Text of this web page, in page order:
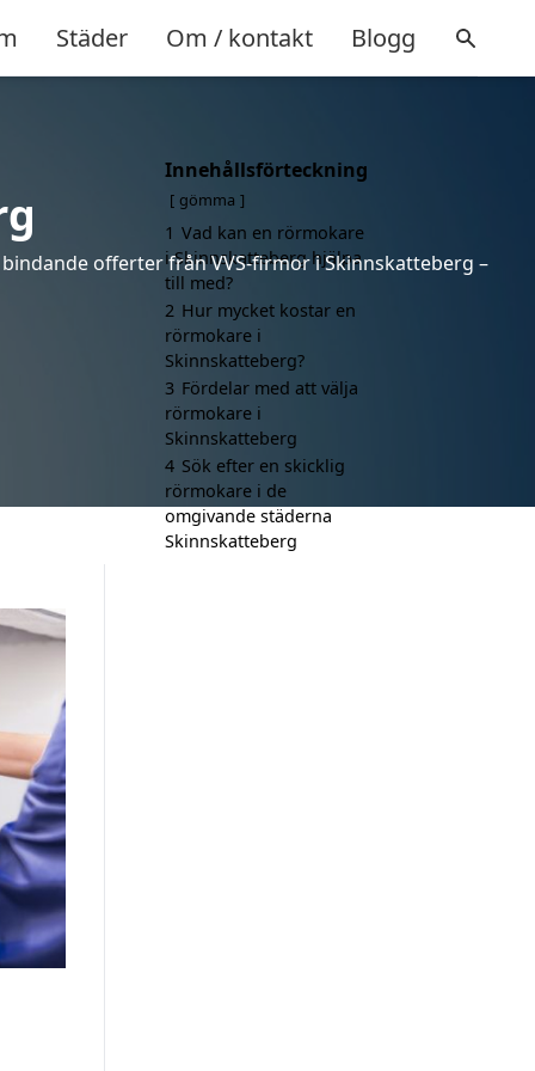
Städer Om / kontakt Blogg
offerter från VVS-firmor i Skinnskatteberg –
Innehållsförteckning
gömma
1 Vad kan en rörmokare
i Skinnskatteberg hjälpa
till med?
2 Hur mycket kostar en
rörmokare i
Skinnskatteberg?
3 Fördelar med att välja
rörmokare i
Skinnskatteberg
4 Sök efter en skicklig
rörmokare i de
omgivande städerna
Skinnskatteberg